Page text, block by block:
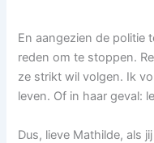
En aangezien de politie
reden om te stoppen.
ze strikt wil volgen. Ik
leven. Of in haar geval:
Dus, lieve Mathilde, als